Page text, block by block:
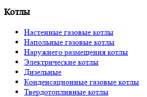
Котлы
Настенные газовые котлы
Напольные газовые котлы
Наружнего размещения котлы
Электрические котлы
Дизельные
Конденсационные газовые котлы
Твердотопливные котлы